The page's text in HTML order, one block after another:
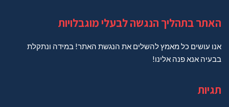
האתר בתהליך הנגשה לבעלי מוגבלויות
אנו עושים כל מאמץ להשלים את הנגשת האתר! במידה ונתקלת
בבעיה אנא פנה אלינו!
תגיות